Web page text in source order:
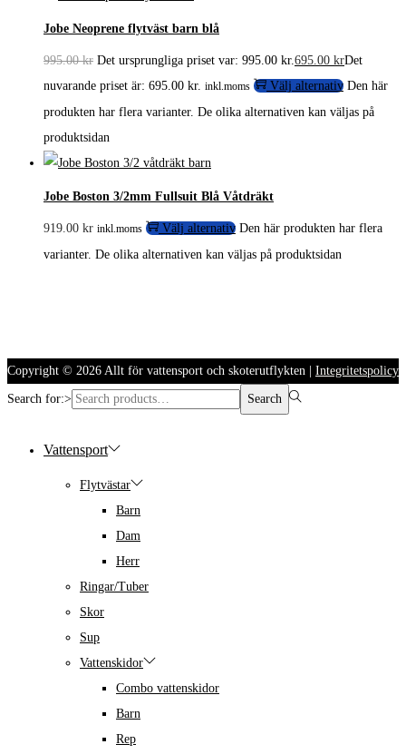
Jobe Neoprene flytväst barn blå
995.00kr Det ursprungliga priset var: 995.00 kr.695.00 krDet
nuvarande priset är: 695.00 kr. inkl.moms Välj alternativ Den här
produkten har flera varianter. De olika alternativen kan väljas på
produktsidan
Jobe Boston 3/2mm Fullsuit Blå Våtdräkt
919.00 kr inkl.moms Välj alternativ Den här produkten har flera
varianter. De olika alternativen kan väljas på produktsidan
Copyright © 2026 Allt för vattensport och skoterutflykten Integritetspolicy
Search for:> Search
Vattensport
Flytvästar
Barn
Dam
Herr
Ringar/Tuber
Skor
Sup
Vattenskidor
Combo vattenskidor
Barn
Rep